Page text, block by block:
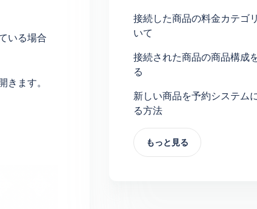
いる場合
きます。
接続した商品の料金カテゴ
いて
接続された商品の商品構成
る
新しい商品を予約システム
る方法
もっと見る